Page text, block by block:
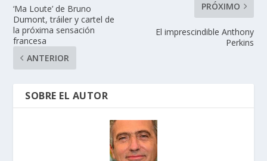
‘Ma Loute’ de Bruno
Dumont, tráiler y cartel de
la próxima sensación
francesa
ANTERIOR
PRÓXIMO
El imprescindible Anthony
Perkins
SOBRE EL AUTOR